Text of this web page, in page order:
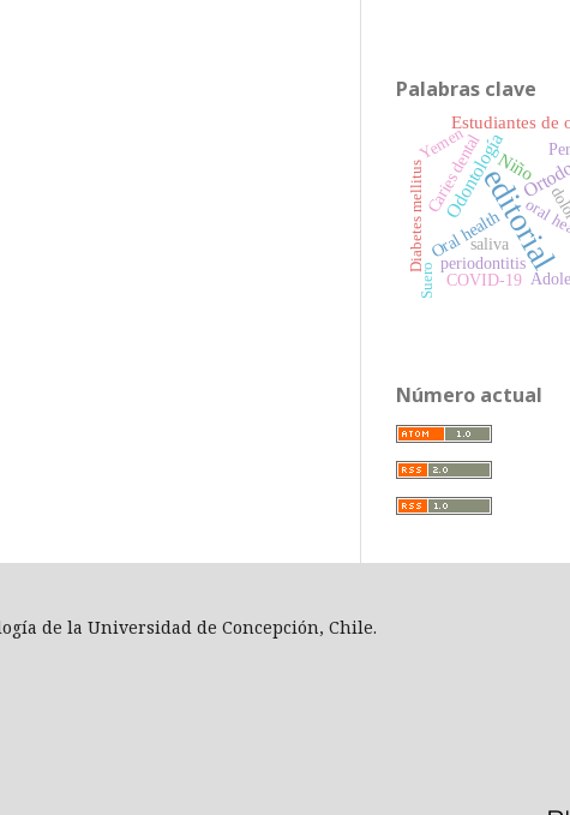
Palabras clave
editorial
OdontologíaNiño
Estudiantes de
Caries dental
Oral health
periodontitis
saliva
Yemen
oral
COVID-19
Diabetes mellitus
Suero
Número actual
de la Universidad de Concepción, Chile.